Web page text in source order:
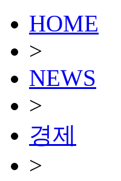
HOME
>
NEWS
>
경제
>